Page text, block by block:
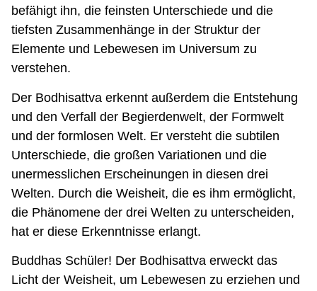
befähigt ihn, die feinsten Unterschiede und die
tiefsten Zusammenhänge in der Struktur der
Elemente und Lebewesen im Universum zu
verstehen.
Der Bodhisattva erkennt außerdem die Entstehung
und den Verfall der Begierdenwelt, der Formwelt
und der formlosen Welt. Er versteht die subtilen
Unterschiede, die großen Variationen und die
unermesslichen Erscheinungen in diesen drei
Welten. Durch die Weisheit, die es ihm ermöglicht,
die Phänomene der drei Welten zu unterscheiden,
hat er diese Erkenntnisse erlangt.
Buddhas Schüler! Der Bodhisattva erweckt das
Licht der Weisheit, um Lebewesen zu erziehen und